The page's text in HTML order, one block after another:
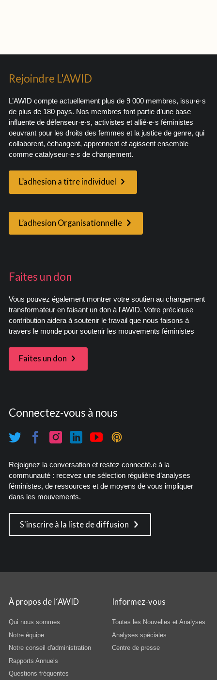
Rejoindre L'AWID
L’AWID compte actuellement plus de 9 000 membres, issu·e·s
de plus de 180 pays. Nos membres font partie d’une base
influente de défenseur·e·s, activistes et allié·e·s féministes
oeuvrant pour les droits des femmes et la justice de genre, qui
collaborent, échangent, apprennent et agissent ensemble
comme catalyseur·e·s de changement.
L’adhesion a titre individuel
L’adhesion Organisationnelle
Faites un don
Vous pouvez également montrer votre soutien au changement
transformateur en faisant un don à l'AWID. Votre précieuse
contribution aidera à soutenir le travail que nous faisons à
travers le monde pour soutenir les mouvements féministes
Faites un don
Connectez-vous à nous
Rejoignez la conversation et restez connecté.e à la
communauté : recevez une sélection régulière d’analyses
féministes, de ressources et de moyens de vous impliquer
dans les mouvements.
S'inscrire à la liste de diffusion
À propos de l´AWID
Qui nous sommes
Notre équipe
Notre conseil d'administration
Rapports Annuels
Questions fréquentes
Informez-vous
Toutes les Nouvelles et Analyses
Analyses spéciales
Centre de presse